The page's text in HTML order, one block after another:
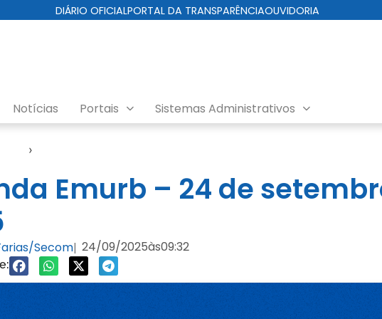
DIÁRIO OFICIALPORTAL DA TRANSPARÊNCIAOUVIDORIA
Notícias Portais Sistemas Administrativos
›
Emurb – 24 de
Secom| 24/09/2025às09:32